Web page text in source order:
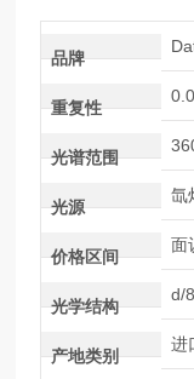
品牌
重复性
光谱范围
光源
氙
价格区间
面
光学结构
d/
产地类别
进